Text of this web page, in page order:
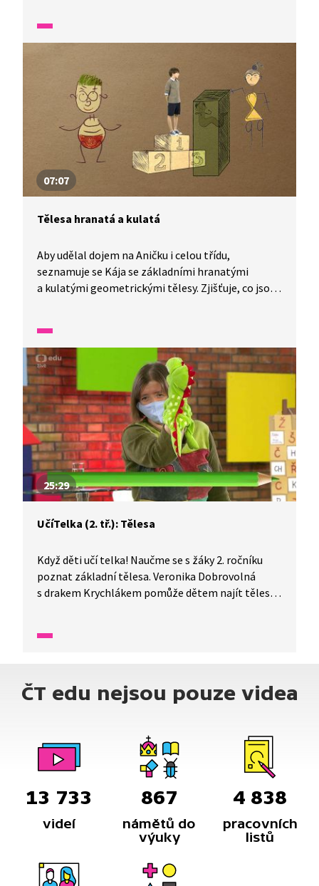
model.
07:07
Tělesa hranatá a kulatá
Aby udělal dojem na Aničku i celou třídu,
seznamuje se Kája se základními hranatými
a kulatými geometrickými tělesy. Zjišťuje, co jsou
hranol, jehlan i kouli. Nově nabyté vědomosti pak
zábavnou formou předvede spolužákům.
25:29
UčíTelka (2. tř.): Tělesa
Když děti učí telka! Naučme se s žáky 2. ročníku
poznat základní tělesa. Veronika Dobrovolná
s drakem Krychlákem pomůže dětem najít tělesa,
to hrana a stěna tělesa? To všechno se dozvíte
ČT edu nejsou pouze videa
13 733
videí
867
námětů do
výuky
4 838
pracovních
listů